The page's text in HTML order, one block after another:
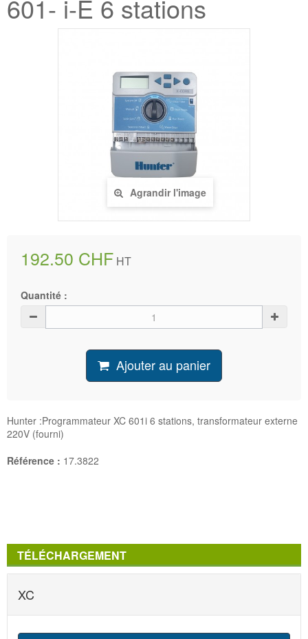
601- i-E 6 stations
Agrandir l'image
192.50 CHF HT
Quantité :
Ajouter au panier
Hunter :Programmateur XC 601i 6 stations, transformateur externe
220V (fourni)
Référence : 17.3822
TÉLÉCHARGEMENT
XC